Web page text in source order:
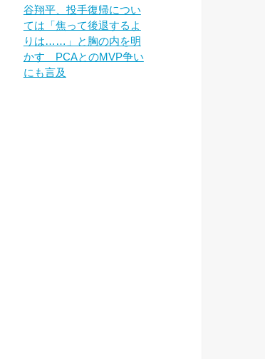
谷翔平、投手復帰につい
ては「焦って後退するよ
りは……」と胸の内を明
かす PCAとのMVP争い
にも言及